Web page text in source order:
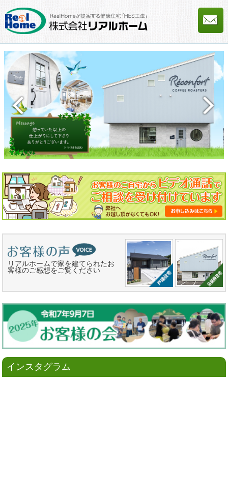
リアルホームで家を建てられたお
客様のご感想をご覧ください
インスタグラム